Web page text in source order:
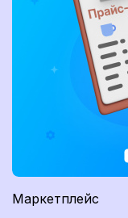
Маркетплейс